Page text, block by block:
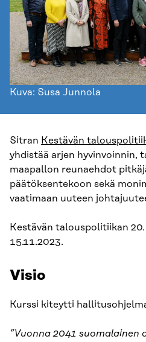
Kuva: Susa Junnola
Sitran Kestävän
yhdistää arjen hyvinvoinnin,
maapallon reunaehdot
päätöksentekoon sekä
vaatimaan uuteen
Kestävän talouspolitiikan
15.11.2023.
Visio
Kurssi kiteytti
”Vuonna 2041 suomalainen